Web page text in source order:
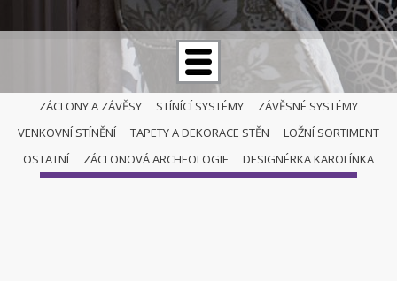
ZÁCLONY A ZÁVĚSY STÍNÍCÍ SYSTÉMY
ZÁVĚSNÉ SYSTÉMY
VENKOVNÍ STÍNĚNÍ
TAPETY A DEKORACE STĚN
LOŽNÍ SORTIMENT
OSTATNÍ
ZÁCLONOVÁ ARCHEOLOGIE DESIGNÉRKA KAROLÍNKA
ZÁCLONY A ZÁVĚSY